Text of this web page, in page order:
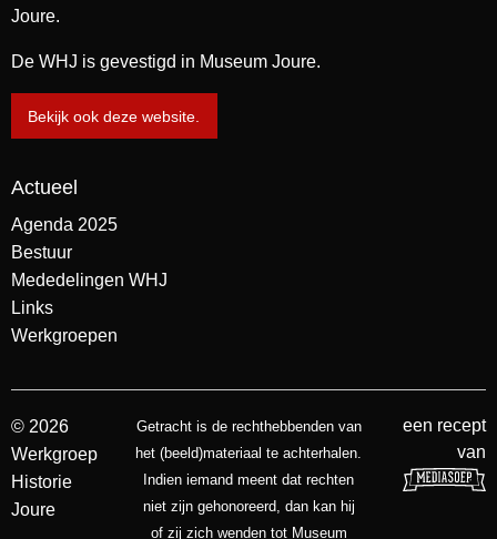
Joure.
De WHJ is gevestigd in Museum Joure.
Bekijk ook deze website.
Actueel
Agenda 2025
Bestuur
Mededelingen WHJ
Links
Werkgroepen
© 2026
Werkgroep
Historie
Joure
Getracht is de rechthebbenden van
het (beeld)materiaal te achterhalen.
Indien iemand meent dat rechten
niet zijn gehonoreerd, dan kan hij
of zij zich wenden tot Museum
een recept
van